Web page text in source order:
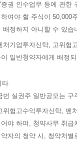
권 인수업무 등에 관한
여야 할 주식이 50,000
배정하지 아니할 수 있
기업투자신탁, 고위험
이 일반청약자에게 배정
타
실권주 일반공모는 구
험고수익투자신탁, 벤
어야 하며, 청약사무 취
약자의 청약 시, 청약처